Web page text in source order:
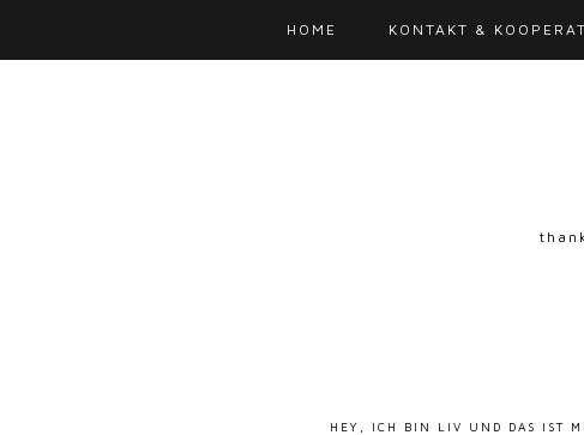
HOME KONTAKT &
HEY, ICH BIN LIV UND DAS IST